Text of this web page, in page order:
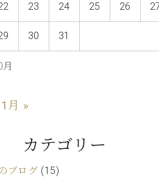
23 24 25 26
30 31
月 »
カテゴリー
ブログ (15)